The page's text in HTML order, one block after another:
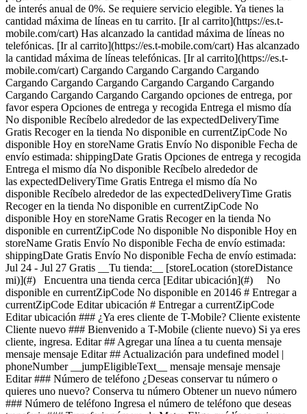
de interés anual de 0%. Se requiere servicio elegible. Ya tienes la
cantidad máxima de líneas en tu carrito. [Ir al carrito](https://es.t-
mobile.com/cart) Has alcanzado la cantidad máxima de líneas no
telefónicas. [Ir al carrito](https://es.t-mobile.com/cart) Has alcanzado
la cantidad máxima de líneas telefónicas. [Ir al carrito](https://es.t-
mobile.com/cart) Cargando Cargando Cargando Cargando
Cargando Cargando Cargando Cargando Cargando Cargando
Cargando Cargando Cargando Cargando opciones de entrega, por
favor espera Opciones de entrega y recogida Entrega el mismo día
No disponible Recíbelo alrededor de las expectedDeliveryTime
Gratis Recoger en la tienda No disponible en currentZipCode No
disponible Hoy en storeName Gratis Envío No disponible Fecha de
envío estimada: shippingDate Gratis Opciones de entrega y recogida
Entrega el mismo día No disponible Recíbelo alrededor de
las expectedDeliveryTime Gratis Entrega el mismo día No
disponible Recíbelo alrededor de las expectedDeliveryTime Gratis
Recoger en la tienda No disponible en currentZipCode No
disponible Hoy en storeName Gratis Recoger en la tienda No
disponible en currentZipCode No disponible No disponible Hoy en
storeName Gratis Envío No disponible Fecha de envío estimada:
shippingDate Gratis Envío No disponible Fecha de envío estimada:
Jul 24 - Jul 27 Gratis __Tu tienda:__ [storeLocation (storeDistance
mi)](#) Encuentra una tienda cerca [Editar ubicación](#) No
disponible en currentZipCode No disponible en 20146 # Entregar a
currentZipCode Editar ubicación # Entregar a currentZipCode
Editar ubicación ### ¿Ya eres cliente de T-Mobile? Cliente existente
Cliente nuevo ### Bienvenido a T-Mobile (cliente nuevo) Si ya eres
cliente, ingresa. Editar ## Agregar una línea a tu cuenta mensaje
mensaje mensaje Editar ## Actualización para undefined model |
phoneNumber __jumpEligibleText__ mensaje mensaje mensaje
Editar ### Número de teléfono ¿Deseas conservar tu número o
quieres uno nuevo? Conserva tu número Obtener un nuevo número
### Número de teléfono Ingresa el número de teléfono que deseas